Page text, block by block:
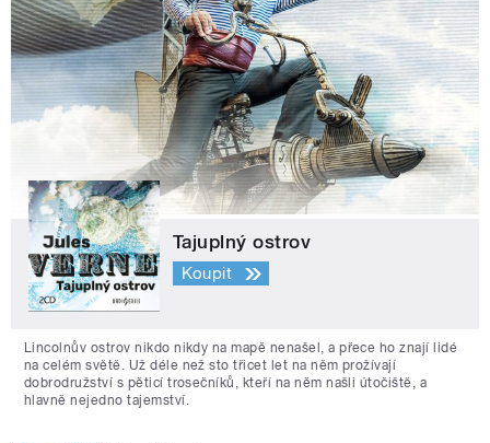
Tajuplný ostrov
Koupit
Lincolnův ostrov nikdo nikdy na mapě nenašel, a přece ho znají lidé
na celém světě. Už déle než sto třicet let na něm prožívají
dobrodružství s pěticí trosečníků, kteří na něm našli útočiště, a
hlavně nejedno tajemství.